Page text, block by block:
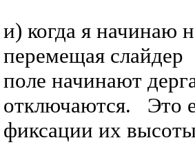
и) когда я начинаю
перемещая слайдер
поле начинают
отключаются. Это
фиксации их